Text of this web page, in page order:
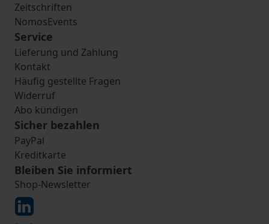
Zeitschriften
NomosEvents
Service
Lieferung und Zahlung
Kontakt
Häufig gestellte Fragen
Widerruf
Abo kündigen
Sicher bezahlen
PayPal
Kreditkarte
Bleiben Sie informiert
Shop-Newsletter